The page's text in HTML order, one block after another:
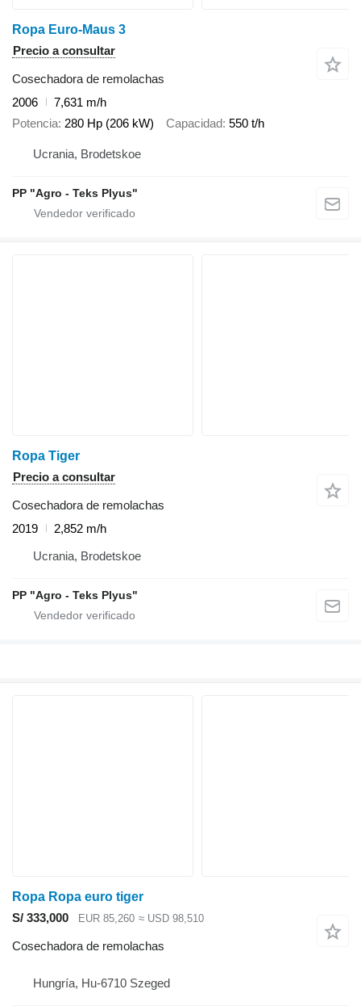
Ropa Euro-Maus 3
Precio a consultar
Cosechadora de remolachas
2006
7,631 m/h
Potencia 280 Hp (206 kW) Capacidad 550 t/h
Ucrania, Brodetskoe
PP "Agro - Teks Plyus"
Ropa Tiger
Precio a consultar
Cosechadora de remolachas
2019
2,852 m/h
Ucrania, Brodetskoe
PP "Agro - Teks Plyus"
Ropa Ropa euro tiger
S/ 333,000
EUR 85,260 ≈ USD 98,510
Cosechadora de remolachas
Hungría, Hu-6710 Szeged